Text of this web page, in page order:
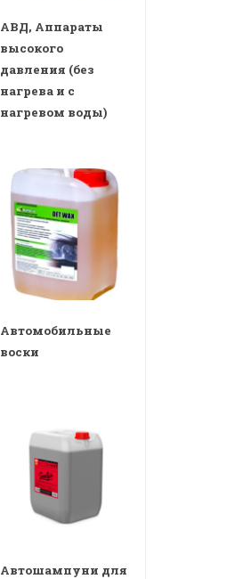
АВД, Аппараты
высокого
давления (без
нагрева и с
нагревом воды)
Автомобильные
воски
Автошампуни для